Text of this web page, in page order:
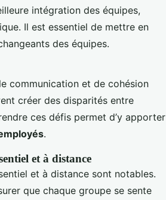
intégration des équipes,
Il est essentiel de mettre en
des équipes.
communication et de cohésion
créer des disparités entre
ces défis permet d’y apporter
.
et à distance
et à distance sont notables.
que chaque groupe se sente